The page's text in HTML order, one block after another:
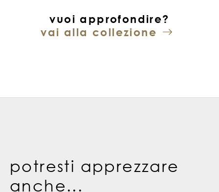
vuoi approfondire?
vai alla collezione
potresti apprezzare
anche...